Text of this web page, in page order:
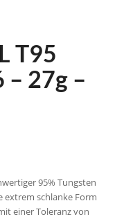
T95
27g –
95% Tungsten
extrem schlanke Form
einer Toleranz von